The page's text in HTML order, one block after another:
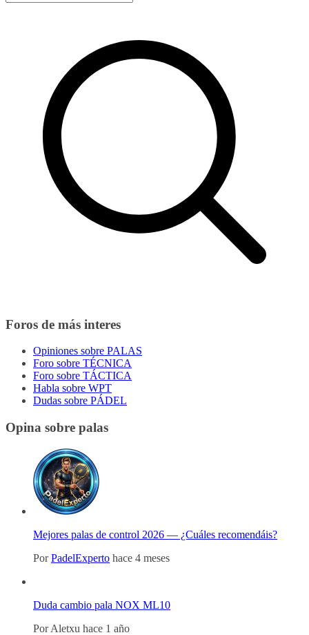
Foros de más interes
Opiniones sobre PALAS
Foro sobre TÉCNICA
Foro sobre TÁCTICA
Habla sobre WPT
Dudas sobre PÁDEL
Opina sobre palas
Mejores palas de control 2026 — ¿Cuáles recomendáis?
PorPadelExperto hace 4 meses
Duda cambio pala NOX ML10
PorAletxu hace 1 año